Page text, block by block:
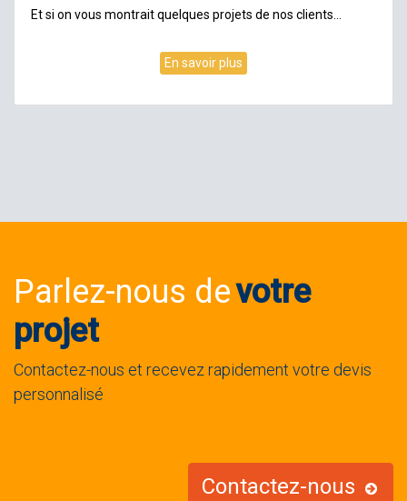
Et si on vous montrait quelques projets de nos clients...
En savoir plus
Parlez-nous devotre
projet
Contactez-nous et recevezrapidement votre devis
personnalisé
Contactez-nous